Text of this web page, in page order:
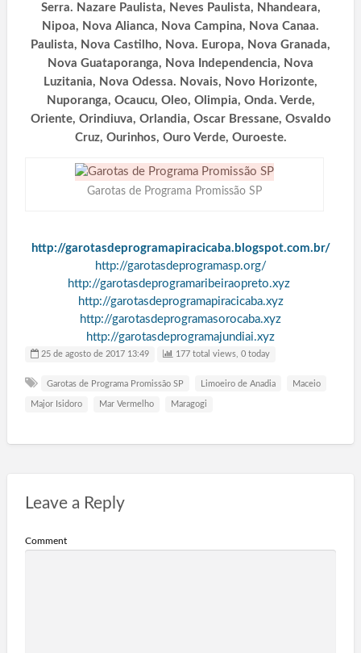
Serra. Nazare Paulista, Neves Paulista, Nhandeara,
Nipoa, Nova Alianca, Nova Campina, Nova Canaa.
Paulista, Nova Castilho, Nova. Europa, Nova Granada,
Nova Guataporanga, Nova Independencia, Nova
Luzitania, Nova Odessa. Novais, Novo Horizonte,
Nuporanga, Ocaucu, Oleo, Olimpia, Onda. Verde,
Oriente, Orindiuva, Orlandia, Oscar Bressane, Osvaldo
Cruz, Ourinhos, Ouro Verde, Ouroeste.
Garotas de Programa Promissão SP
http://garotasdeprogramapiracicaba.blogspot.com.br/
http://garotasdeprogramasp.org/
http://garotasdeprogramaribeiraopreto.xyz
http://garotasdeprogramapiracicaba.xyz
http://garotasdeprogramasorocaba.xyz
http://garotasdeprogramajundiai.xyz
25 de agosto de 2017 13:49 177 total views, 0 today
Garotas de Programa Promissão SP Limoeiro de Anadia Maceio
Major Isidoro Mar Vermelho Maragogi
Leave a Reply
Comment